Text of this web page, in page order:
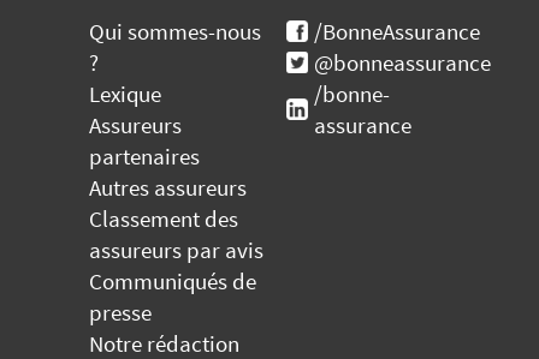
Qui sommes-nous
?
Lexique
Assureurs
partenaires
Autres assureurs
Classement des
assureurs par avis
Communiqués de
presse
Notre rédaction
/BonneAssurance
@bonneassurance
/bonne-
assurance